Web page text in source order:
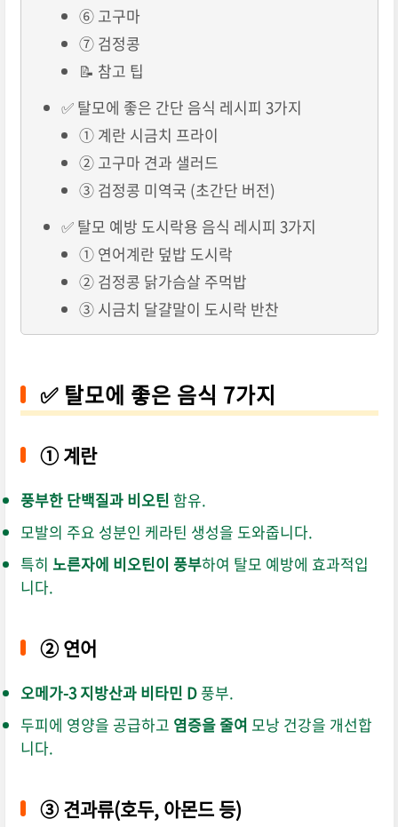
⑥ 고구마
⑦ 검정콩
📝 참고 팁
✅ 탈모에 좋은 간단 음식 레시피 3가지
① 계란 시금치 프라이
② 고구마 견과 샐러드
③ 검정콩 미역국 (초간단 버전)
✅ 탈모 예방 도시락용 음식 레시피 3가지
① 연어계란 덮밥 도시락
② 검정콩 닭가슴살 주먹밥
③ 시금치 달걀말이 도시락 반찬
✅ 탈모에 좋은 음식 7가지
①계란
풍부한 단백질과 비오틴 함유.
모발의 주요 성분인 케라틴 생성을 도와줍니다.
특히 노른자에 비오틴이 풍부하여 탈모 예방에 효과적입
니다.
②연어
오메가-3 지방산과 비타민 D풍부.
두피에 영양을 공급하고 염증을 줄여 모낭 건강을 개선합
니다.
③견과류(호두, 아몬드 등)